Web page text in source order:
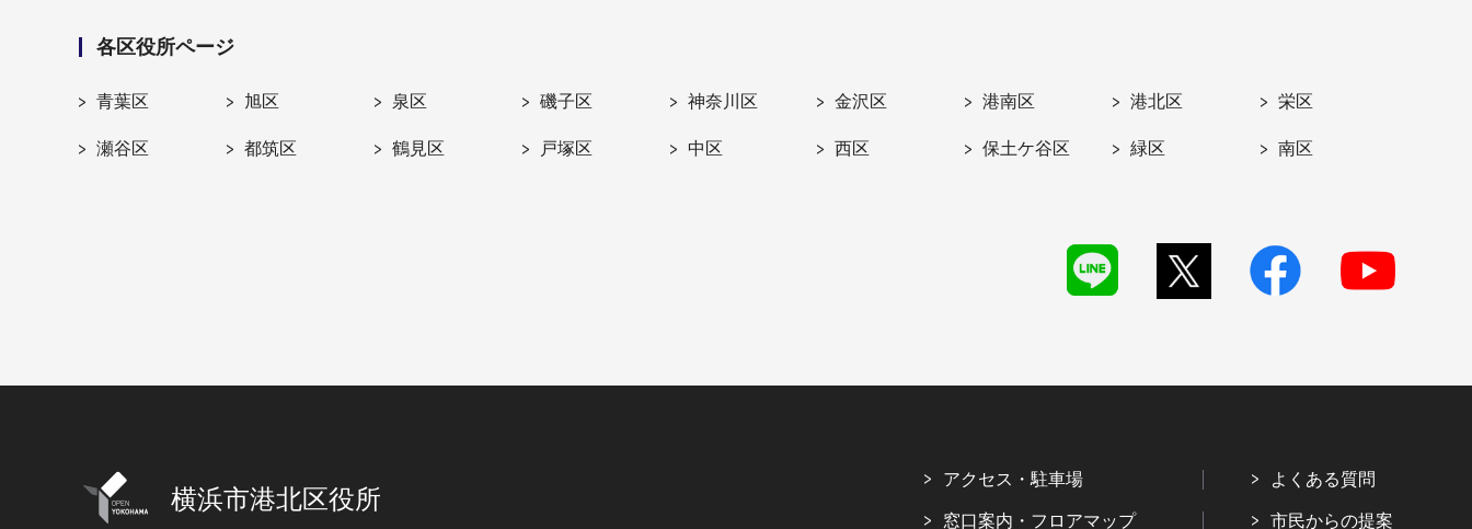
各区役所ページ
青葉区 旭区 泉区 磯子区 神奈川区 金沢区 港南区 港北区 栄区
瀬谷区 都筑区 鶴見区 戸塚区 中区 西区 保土ケ谷区 緑区 南区
横浜市港北区役所
アクセス・駐車場
窓口案内・フロアマップ
よくある質問
市民からの提案